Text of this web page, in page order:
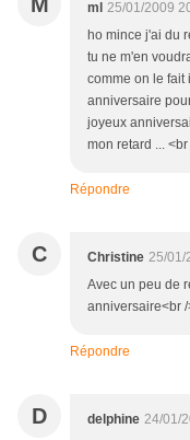
ml 25/01/2009
ho mince j'ai du
tu ne m'en
comme on le fait
anniversaire
joyeux
mon retard ... <br
Répondre
C Christine 25/01/
Avec un peu de
anniversaire<br
Répondre
D delphine 24/01/